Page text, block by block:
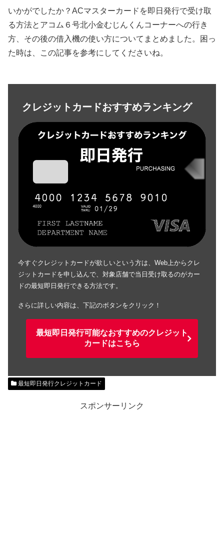
いかがでしたか？ACマスターカードを即日発行で受け取
る方法とアコム６号北小金むじんくんコーナーへの行き
方、その後の借入機の使い方についてまとめました。困っ
た時は、この記事を参考にしてくださいね。
クレジットカードおすすめランキング
今すぐクレジットカードが欲しいという方は、Web上からクレ
ジットカードを申し込んで、対象店舗で当日受け取るのがカー
ドの最短即日発行できる方法です。
さらに詳しい内容は、下記のボタンをクリック！
最短即日発行可能なおすすめのクレジット
カードはこちら
最短即日発行クレジットカード
スポンサーリンク